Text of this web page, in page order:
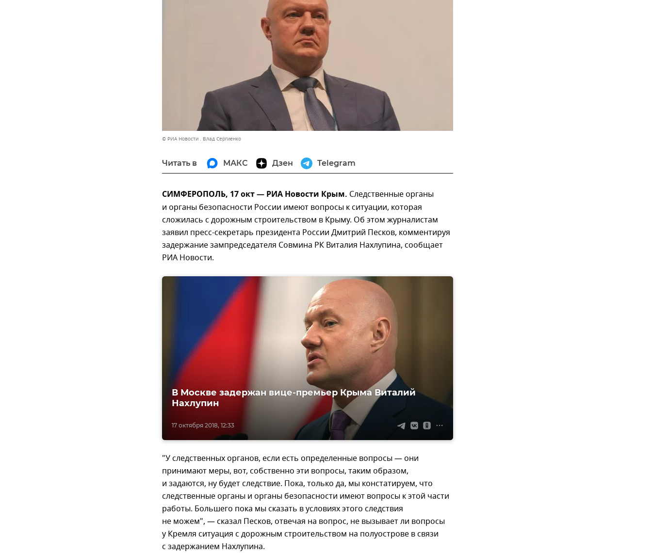
© РИА Новости . Влад Сергиенко
Читать в МАКС Дзен Telegram
СИМФЕРОПОЛЬ, 17 окт — РИА Новости Крым. Следственные органы
и органы безопасности России имеют вопросы к ситуации, которая
сложилась с дорожным строительством в Крыму. Об этом журналистам
заявил пресс-секретарь президента России Дмитрий Песков, комментируя
задержание зампредседателя Совмина РК Виталия Нахлупина, сообщает
РИА Новости.
17 октября 2018, 12:33
В Москве задержан вице-премьер Крыма Виталий
Нахлупин
"У следственных органов, если есть определенные вопросы — они
принимают меры, вот, собственно эти вопросы, таким образом,
и задаются, ну будет следствие. Пока, только да, мы констатируем, что
следственные органы и органы безопасности имеют вопросы к этой части
работы. Большего пока мы сказать в условиях этого следствия
не можем", — сказал Песков, отвечая на вопрос, не вызывает ли вопросы
у Кремля ситуация с дорожным строительством на полуострове в связи
с задержанием Нахлупина.